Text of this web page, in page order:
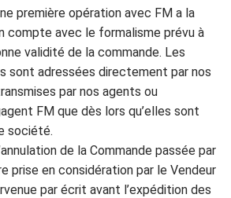
première opération avec FM a la
compte avec le formalisme prévu à
nne validité de la commande. Les
sont adressées directement par nos
s par nos agents ou
FM que dès lors qu’elles sont
société.
de la Commande passée par
prise en considération par le Vendeur
par écrit avant l’expédition des